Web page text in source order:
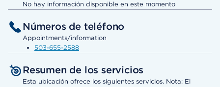
No hay información disponible en este momento
Números de teléfono
Appointments/information
503-655-2588
Resumen de los servicios
Esta ubicación ofrece los siguientes servicios. Nota: El